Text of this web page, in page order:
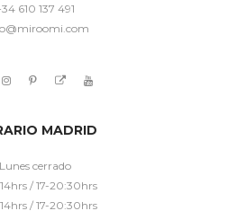
610 137 491
MADRID
Lunes cerrado
14hrs / 17-20:30hrs
/ 17-20:30hrs